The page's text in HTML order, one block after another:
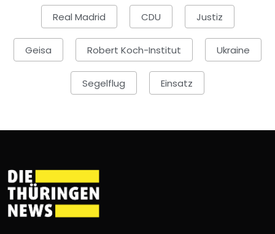
Real Madrid CDU Justiz
Geisa Robert Koch-Institut Ukraine
Segelflug Einsatz